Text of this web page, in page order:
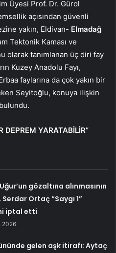
Üyesi Prof. Dr. Gürol
açısından güvenli
yakın, Eldivan- Elmadağ
Tektonik Kaması ve
olarak tanımlanan üç diri fay
Kuzey Anadolu Fayı,
faylarına da çok yakın bir
Seyitoğlu, konuya ilişkin
DEPREM YARATABİLİR”
gözaltına alınmasının
Ortaç “Saygı 1”
iptal etti
2026
gelen aşk itirafı: Aytaç